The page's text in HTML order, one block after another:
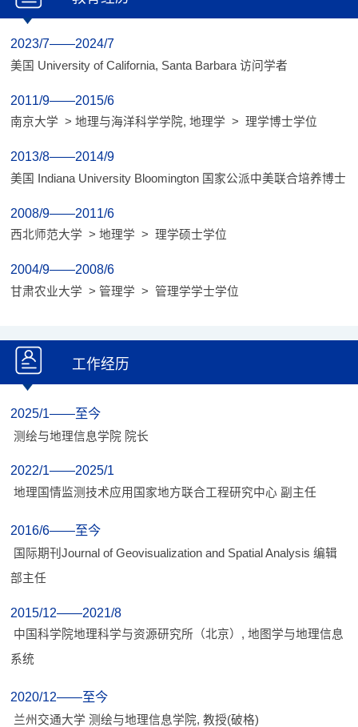
2023/7——2024/7
美国 University of California, Santa Barbara 访问学者
2011/9——2015/6
南京大学 > 地理与海洋科学学院, 地理学 > 理学博士学位
2013/8——2014/9
美国 Indiana University Bloomington 国家公派中美联合培养博士
2008/9——2011/6
西北师范大学 > 地理学 > 理学硕士学位
2004/9——2008/6
甘肃农业大学 > 管理学 > 管理学学士学位
工作经历
2025/1——至今
测绘与地理信息学院 院长
2022/1——2025/1
地理国情监测技术应用国家地方联合工程研究中心 副主任
2016/6——至今
国际期刊Journal of Geovisualization and Spatial Analysis 编辑
部主任
2015/12——2021/8
中国科学院地理科学与资源研究所（北京）, 地图学与地理信息
系统
2020/12——至今
兰州交通大学 测绘与地理信息学院, 教授(破格)